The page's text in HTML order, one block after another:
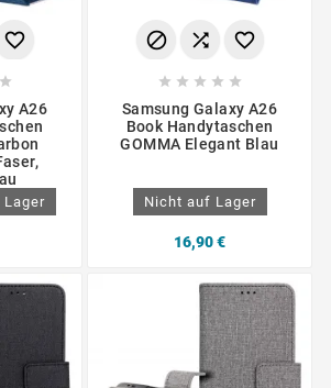


A26
Lager
  
    
Samsung Galaxy A26
Book Handytaschen
GOMMA Elegant Blau
Nicht auf Lager
16,90 €